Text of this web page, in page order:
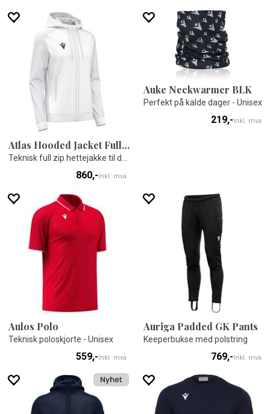
Atlas Hooded Jacket Full Zip W
860,-Inkl. mva
Auke Neckwarmer BLK
Perfekt på kalde dager - Unisex
219,-Inkl. mva
Aulos Polo
Teknisk poloskjorte - Unisex
559,-Inkl. mva
Auriga Padded GK Pants
Keeperbukse med polstring
769,-Inkl. mva